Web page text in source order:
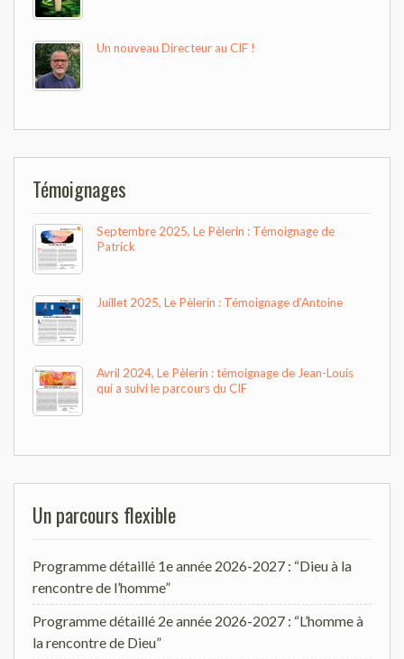
Un nouveau Directeur au CIF !
Témoignages
Septembre 2025, Le Pèlerin : Témoignage de
Patrick
Juillet 2025, Le Pèlerin : Témoignage d’Antoine
Avril 2024, Le Pèlerin : témoignage de Jean-Louis
qui a suivi le parcours du CIF
Un parcours flexible
Programme détaillé 1e année 2026-2027 : “Dieu à la
rencontre de l’homme”
Programme détaillé 2e année 2026-2027 : “L’homme à
la rencontre de Dieu”